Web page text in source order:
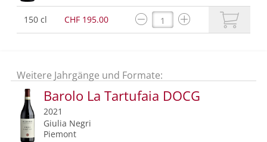
150 cl CHF 195.00
Weitere Jahrgänge und Formate:
Barolo La Tartufaia DOCG
2021
Giulia Negri
Piemont